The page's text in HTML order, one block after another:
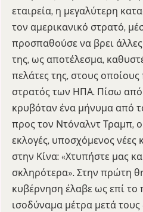
εταιρεία, η μεγαλύτερη
τον αμερικανικό στρατό,
προσπαθούσε να βρει
της, ως αποτέλεσμα,
πελάτες της, στους οποίους
στρατός των ΗΠΑ. Πίσω από
κρυβόταν ένα μήνυμα από
προς τον Ντόναλντ Τραμπ, ο
εκλογές, υποσχόμενος νέες
στην Κίνα: «Χτυπήστε μας
σκληρότερα». Στην πρώτη
κυβέρνηση έλαβε ως επί το
ισοδύναμα μέτρα μετά